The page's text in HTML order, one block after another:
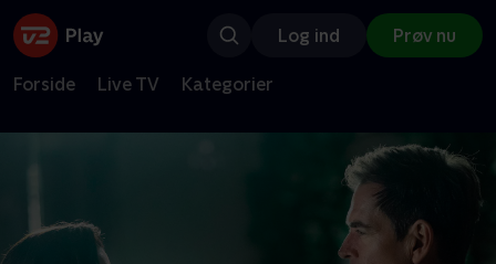
Log ind Prøv nu
Forside Live TV Kategorier